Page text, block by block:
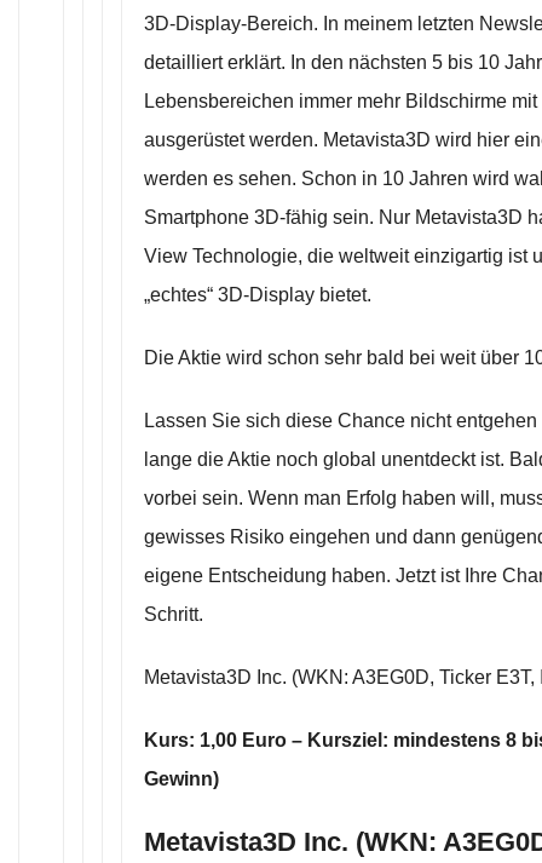
3D-Display-Bereich. In meinem letzten
detailliert erklärt. In den nächsten 5 bis 10
Lebensbereichen immer mehr Bildschirme
ausgerüstet werden. Metavista3D wird hier
werden es sehen. Schon in 10 Jahren wird
Smartphone 3D-fähig sein. Nur Metavista3D
View Technologie, die weltweit einzigartig ist
„echtes“ 3D-Display bietet.
Die Aktie wird schon sehr bald bei weit über
Lassen Sie sich diese Chance nicht
lange die Aktie noch global unentdeckt ist.
vorbei sein. Wenn man Erfolg haben will,
gewisses Risiko eingehen und dann
eigene Entscheidung haben. Jetzt ist Ihre
Schritt.
Metavista3D Inc. (WKN: A3EG0D, Ticker
Kurs: 1,00 Euro – Kursziel: mindestens 8
Gewinn)
Metavista3D Inc. (WKN: